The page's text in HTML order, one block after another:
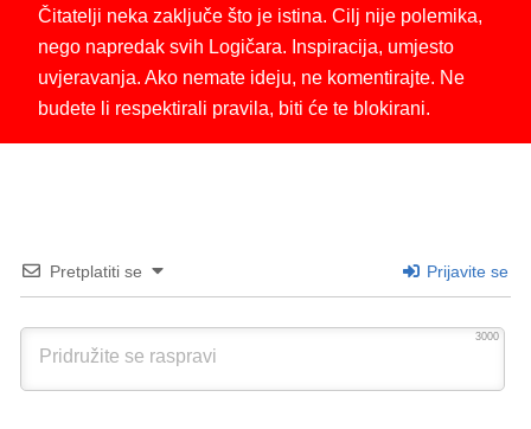
Čitatelji neka zaključe što je istina. Cilj nije polemika,
nego napredak svih Logičara. Inspiracija, umjesto
uvjeravanja. Ako nemate ideju, ne komentirajte. Ne
budete li respektirali pravila, biti će te blokirani.
Pretplatiti se Prijavite se
3000